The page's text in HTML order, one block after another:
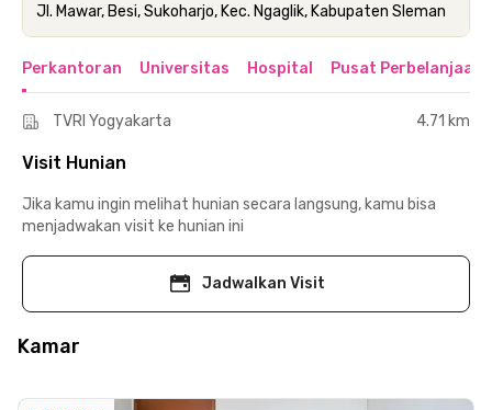
Jl. Mawar, Besi, Sukoharjo, Kec. Ngaglik, Kabupaten Sleman
Perkantoran Universitas Hospital Pusat Perbelanjaan
TVRI Yogyakarta 4.71 km
Visit Hunian
Jika kamu ingin melihat hunian secara langsung, kamu bisa
menjadwakan visit ke hunian ini
Jadwalkan Visit
Kamar